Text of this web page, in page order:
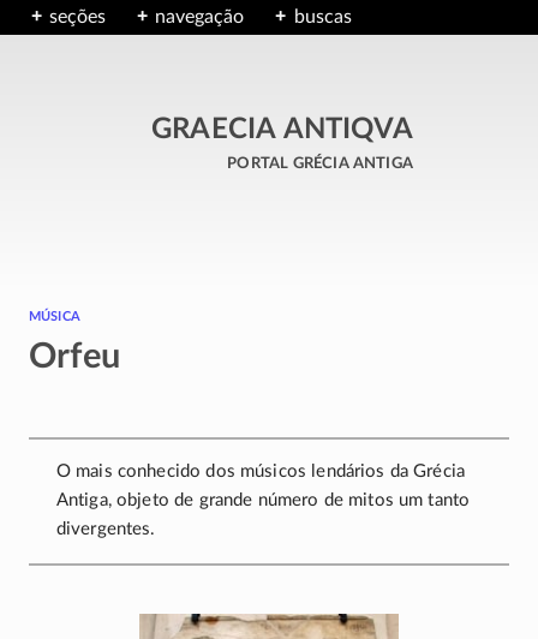
seções navegação buscas
GRAECIA ANTIQVA
portal grécia antiga
música
Orfeu
O mais conhecido dos músicos lendários da Grécia
Antiga, objeto de grande número de mitos um tanto
divergentes.